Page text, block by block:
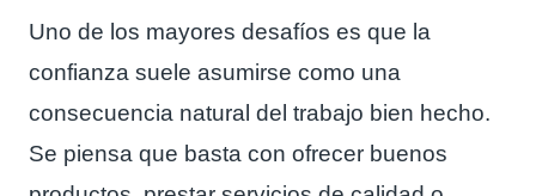
Uno de los mayores desafíos es que la
confianza suele asumirse como una
consecuencia natural del trabajo bien hecho.
Se piensa que basta con ofrecer buenos